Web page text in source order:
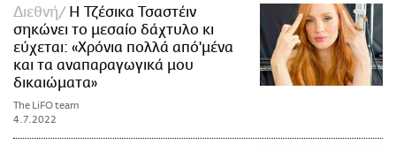
Διεθνή
Η Τζέσικα Τσαστέιν
σηκώνει το μεσαίο δάχτυλο κι
εύχεται: «Χρόνια πολλά από'μένα
και τα αναπαραγωγικά μου
δικαιώματα»
The LiFO team
4.7.2022